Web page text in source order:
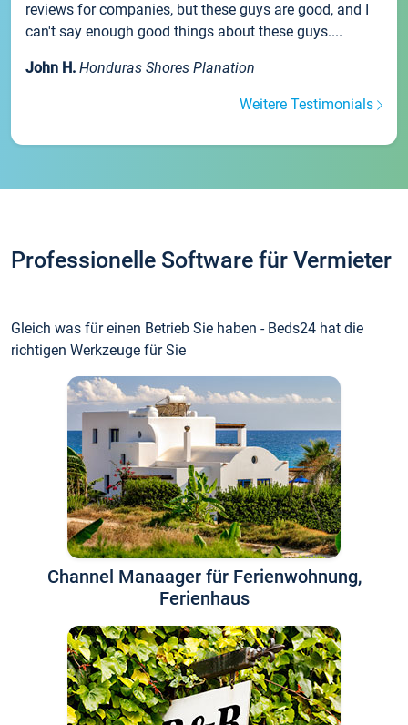
reviews for companies, but these guys are good, and I
can't say enough good things about these guys....
John H. Honduras Shores Planation
Weitere Testimonials
Professionelle Software für Vermieter
Gleich was für einen Betrieb Sie haben - Beds24 hat die
richtigen Werkzeuge für Sie
Channel Manaager für Ferienwohnung,
Ferienhaus